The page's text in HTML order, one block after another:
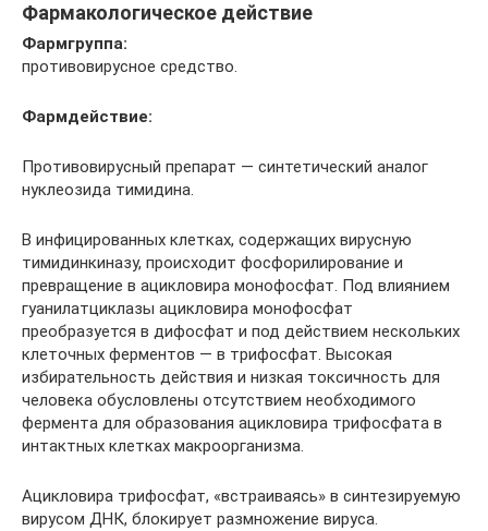
Фармакологическое действие
Фармгруппа:
противовирусное средство.
Фармдействие:
Противовирусный препарат — синтетический аналог
нуклеозида тимидина.
В инфицированных клетках, содержащих вирусную
тимидинкиназу, происходит фосфорилирование и
превращение в ацикловира монофосфат. Под влиянием
гуанилатциклазы ацикловира монофосфат
преобразуется в дифосфат и под действием нескольких
клеточных ферментов — в трифосфат. Высокая
избирательность действия и низкая токсичность для
человека обусловлены отсутствием необходимого
фермента для образования ацикловира трифосфата в
интактных клетках макроорганизма.
Ацикловира трифосфат, «встраиваясь» в синтезируемую
вирусом ДНК, блокирует размножение вируса.